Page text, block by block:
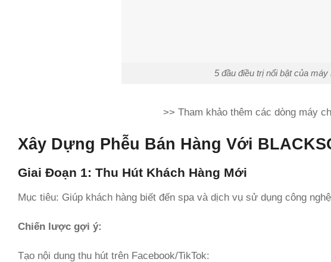
5 đầu điều trị nổi bật của
>> Tham khảo thêm các dòng máy
Xây Dựng Phễu Bán Hàng Với
Giai Đoạn 1: Thu Hút Khách Hàng Mới
Mục tiêu: Giúp khách hàng biết đến spa và dịch vụ sử dụng công
Chiến lược gợi ý:
Tạo nội dung thu hút trên Facebook/TikTok: